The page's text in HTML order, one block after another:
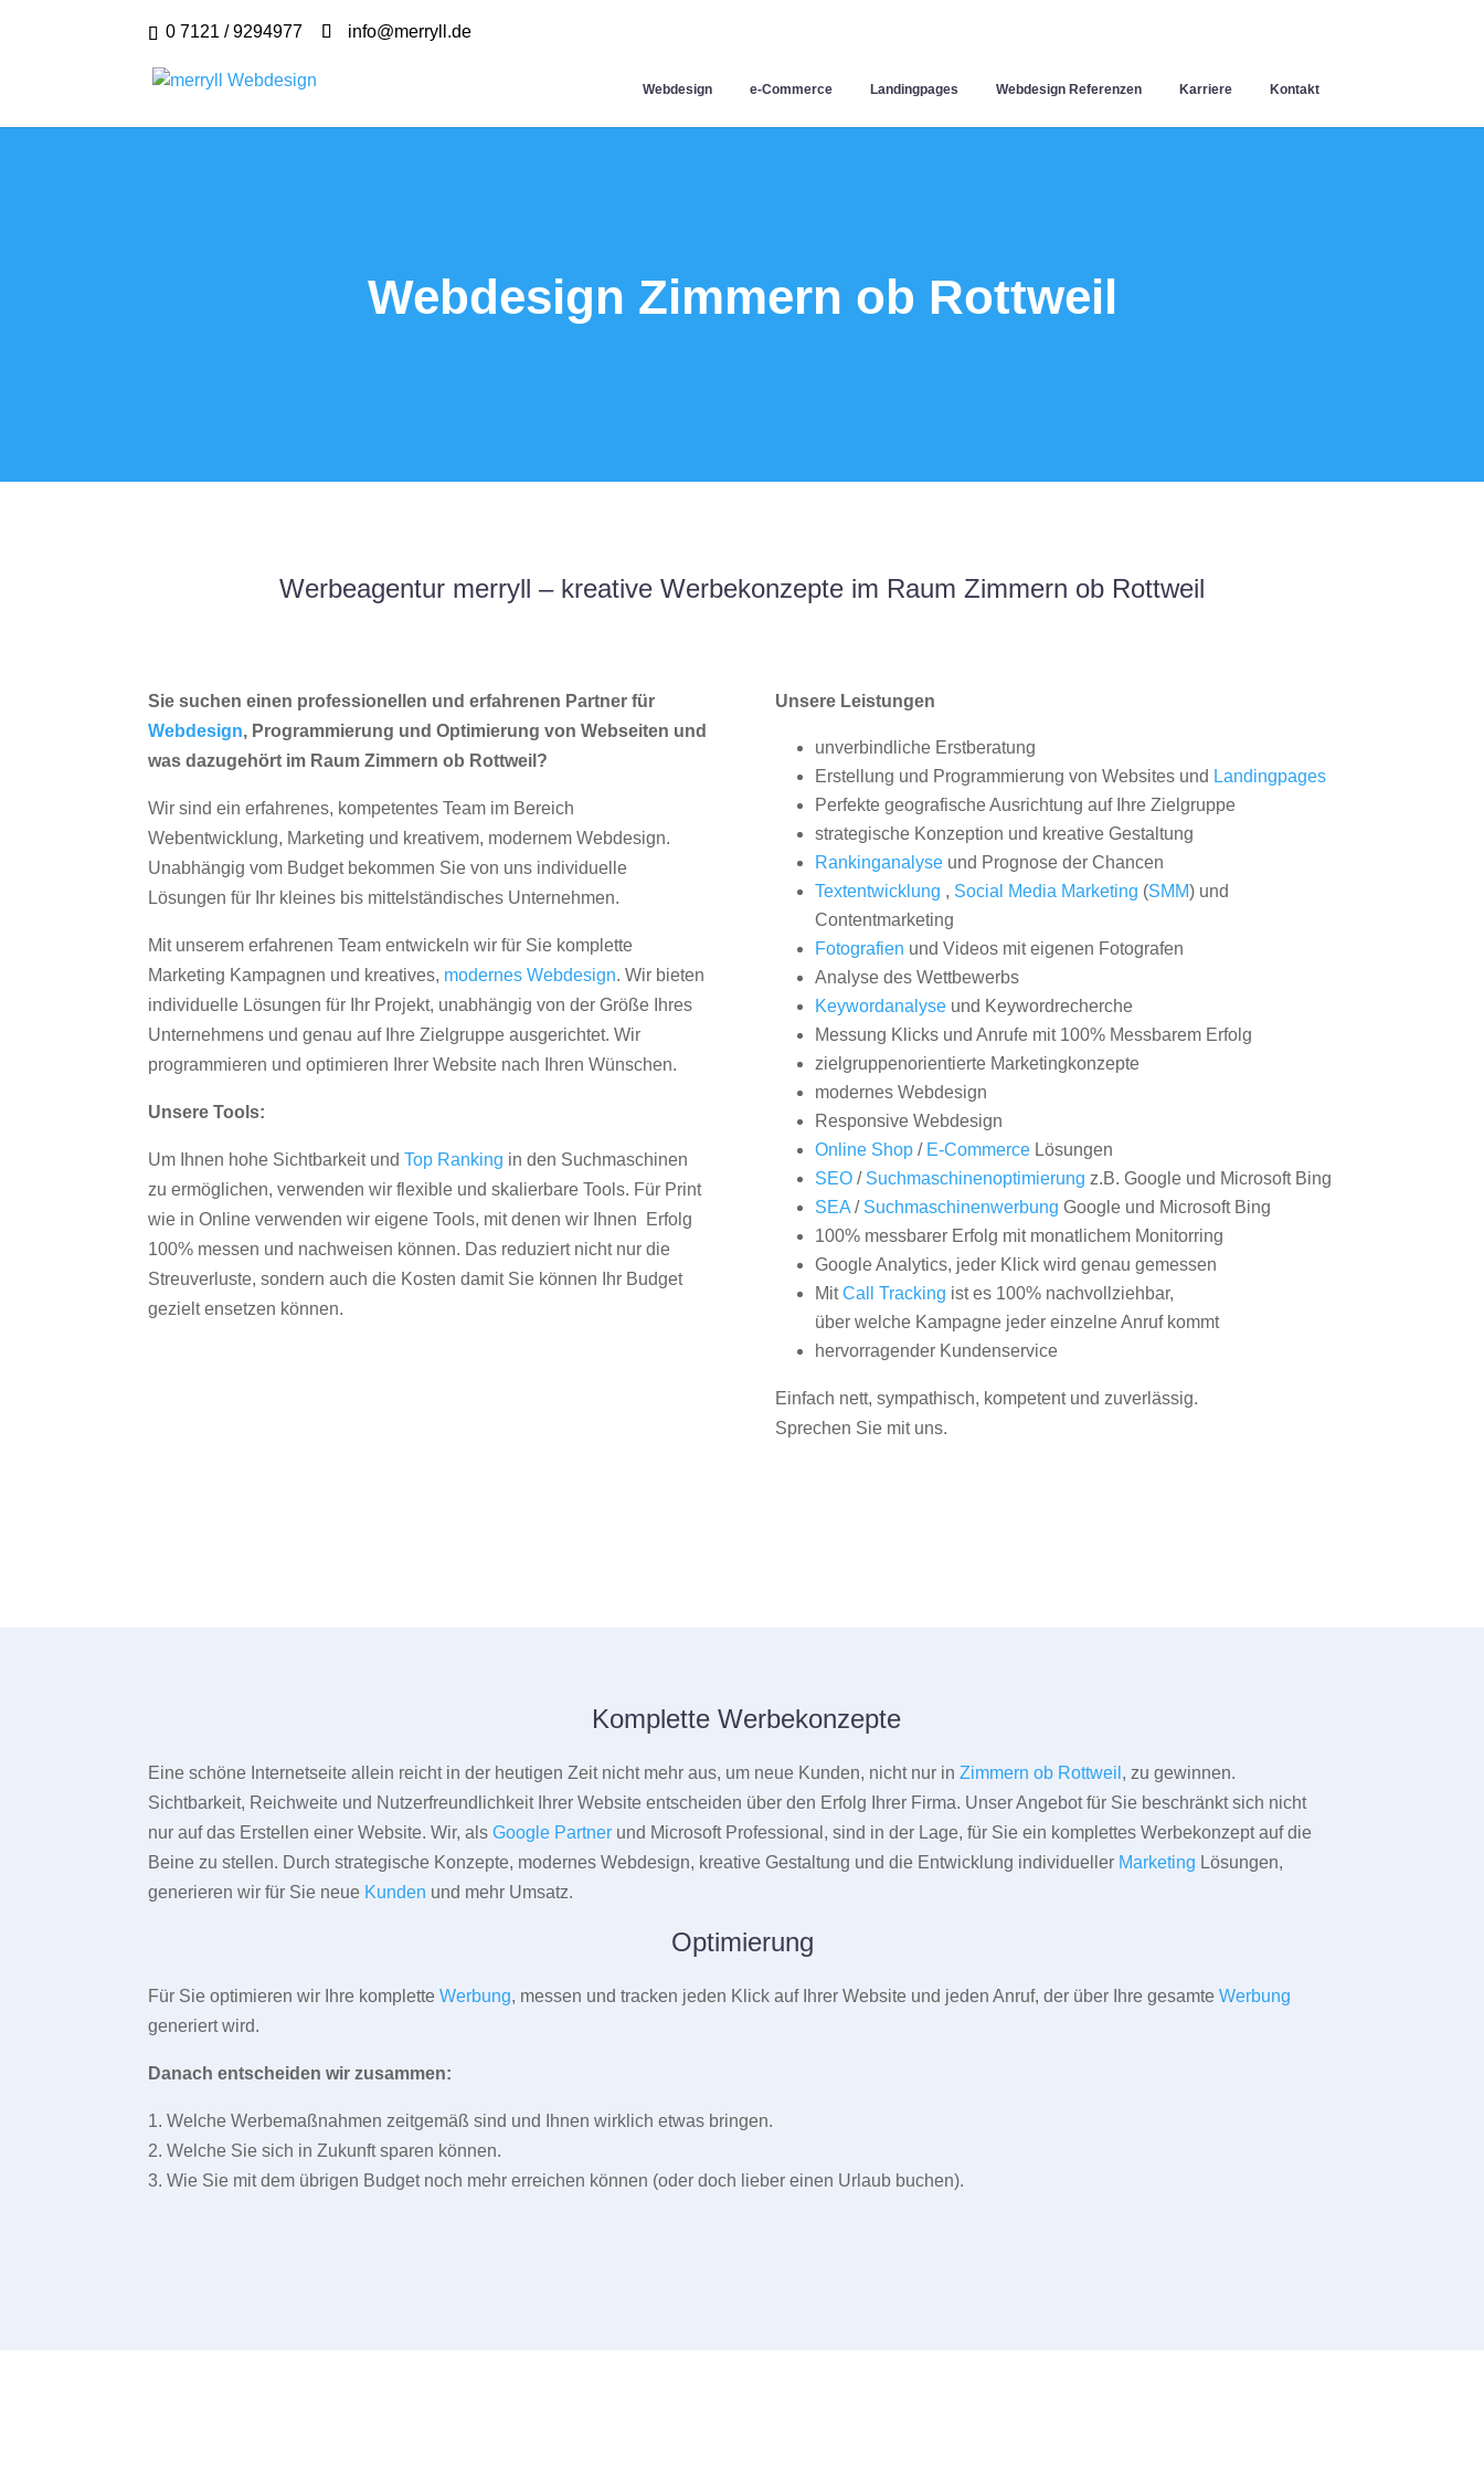
0 7121 / 9294977 info@merryll.de
Webdesign e-Commerce Landingpages Webdesign Referenzen Karriere Kontakt
Webdesign Zimmern ob Rottweil
Werbeagentur merryll – kreative Werbekonzepte im Raum Zimmern ob Rottweil
Sie suchen einen professionellen und erfahrenen Partner für
Webdesign, Programmierung und Optimierung von Webseiten und
was dazugehört im Raum Zimmern ob Rottweil?
Wir sind ein erfahrenes, kompetentes Team im Bereich
Webentwicklung, Marketing und kreativem, modernem Webdesign.
Unabhängig vom Budget bekommen Sie von uns individuelle
Lösungen für Ihr kleines bis mittelständisches Unternehmen.
Mit unserem erfahrenen Team entwickeln wir für Sie komplette
Marketing Kampagnen und kreatives, modernes Webdesign. Wir bieten
individuelle Lösungen für Ihr Projekt, unabhängig von der Größe Ihres
Unternehmens und genau auf Ihre Zielgruppe ausgerichtet. Wir
programmieren und optimieren Ihrer Website nach Ihren Wünschen.
Unsere Tools:
Um Ihnen hohe Sichtbarkeit undTop Ranking in den Suchmaschinen
zu ermöglichen, verwenden wir flexible und skalierbare Tools. Für Print
wie in Online verwenden wir eigene Tools, mit denen wir Ihnen Erfolg
100% messen und nachweisen können. Das reduziert nicht nur die
Streuverluste, sondern auch die Kosten damit Sie können Ihr Budget
gezielt ensetzen können.
Unsere Leistungen
unverbindliche Erstberatung
Erstellung und Programmierung von Websites und Landingpages
Perfekte geografische Ausrichtung auf Ihre Zielgruppe
strategische Konzeption und kreative Gestaltung
Rankinganalyseund Prognose der Chancen
Textentwicklung , Social Media Marketing (SMM) und
Contentmarketing
Fotografien und Videos mit eigenen Fotografen
Analyse des Wettbewerbs
Keywordanalyseund Keywordrecherche
Messung Klicks und Anrufe mit 100% Messbarem Erfolg
zielgruppenorientierte Marketingkonzepte
modernes Webdesign
Responsive Webdesign
Online Shop/ E-CommerceLösungen
SEO/ Suchmaschinenoptimierung z.B. Google und Microsoft Bing
SEA/ Suchmaschinenwerbung Google und Microsoft Bing
100% messbarer Erfolg mit monatlichem Monitorring
Google Analytics, jeder Klick wird genau gemessen
MitCall Tracking ist es 100% nachvollziehbar,
über welche Kampagne jeder einzelne Anruf kommt
hervorragender Kundenservice
Einfach nett, sympathisch, kompetent und zuverlässig.
Sprechen Sie mit uns.
Komplette Werbekonzepte
Eine schöne Internetseite allein reicht in der heutigen Zeit nicht mehr aus, um neue Kunden, nicht nur inZimmern ob Rottweil , zu gewinnen.
Sichtbarkeit, Reichweite und Nutzerfreundlichkeit Ihrer Website entscheiden über den Erfolg Ihrer Firma. Unser Angebot für Sie beschränkt sich nicht
nur auf das Erstellen einer Website. Wir, alsGoogle Partner und Microsoft Professional, sind in der Lage, für Sie ein komplettes Werbekonzept auf die
Beine zu stellen. Durch strategische Konzepte, modernes Webdesign, kreative Gestaltung und die Entwicklung individueller Marketing Lösungen,
generieren wir für Sie neue Kunden und mehr Umsatz.
Optimierung
Für Sie optimieren wir Ihre kompletteWerbung, messen und tracken jeden Klick auf Ihrer Website und jeden Anruf, der über Ihre gesamteWerbung
generiert wird.
Danach entscheiden wir zusammen:
1. Welche Werbemaßnahmen zeitgemäß sind und Ihnen wirklich etwas bringen.
2. Welche Sie sich in Zukunft sparen können.
3. Wie Sie mit dem übrigen Budget noch mehr erreichen können (oder doch lieber einen Urlaub buchen).